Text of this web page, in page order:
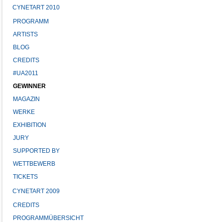
CYNETART 2010
PROGRAMM
ARTISTS
BLOG
CREDITS
#UA2011
GEWINNER
MAGAZIN
WERKE
EXHIBITION
JURY
SUPPORTED BY
WETTBEWERB
TICKETS
CYNETART 2009
CREDITS
PROGRAMMÜBERSICHT